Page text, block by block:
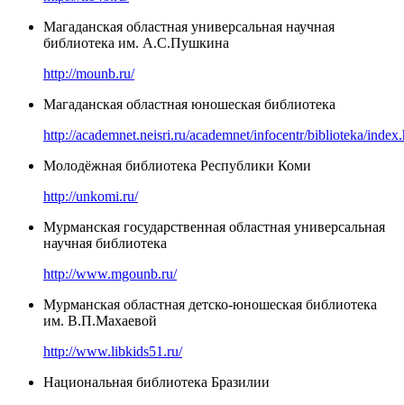
Магаданская областная универсальная научная
библиотека им. А.С.Пушкина
http://mounb.ru/
Магаданская областная юношеская библиотека
http://academnet.neisri.ru/academnet/infocentr/biblioteka/
Молодёжная библиотека Республики Коми
http://unkomi.ru/
Мурманская государственная областная универсальная
научная библиотека
http://www.mgounb.ru/
Мурманская областная детско-юношеская библиотека
им. В.П.Махаевой
http://www.libkids51.ru/
Национальная библиотека Бразилии